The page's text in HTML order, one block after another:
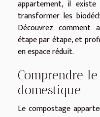
appartement, il
transformer les
Découvrez comment
étape par étape, et
en espace réduit.
Comprendre
domestique
Le compostage